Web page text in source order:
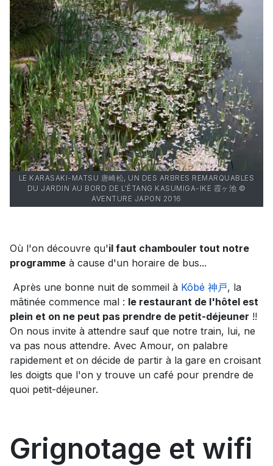
LE KARASAKI-MATSU 唐崎松, UN DES ARBRES REMARQUABLES
DU JARDIN AU BORD DE L'ÉTANG KASUMIGA-IKE 霞ヶ池 ©
AVENTURE JAPON 2016
Où l'on découvre qu'il faut chambouler tout notre
programme à cause d'un horaire de bus...
Après une bonne nuit de sommeil à Kôbé 神戸, la
mâtinée commence mal : le restaurant de l'hôtel est
plein et on ne peut pas prendre de petit-déjeuner !!
On nous invite à attendre sauf que notre train, lui, ne
va pas nous attendre. Avec Amour, on palabre
rapidement et on décide de partir à la gare en croisant
les doigts que l'on y trouve un café pour prendre de
quoi petit-déjeuner.
Grignotage et wifi